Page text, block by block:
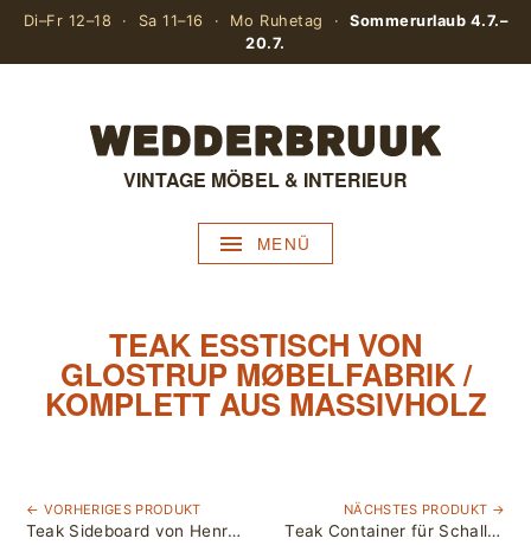
Di–Fr 12–18 · Sa 11–16 · Mo Ruhetag ·Sommerurlaub 4.7.–
20.7.
VINTAGE MÖBEL & INTERIEUR
MENÜ
TEAK ESSTISCH VON
GLOSTRUP MØBELFABRIK /
KOMPLETT AUS MASSIVHOLZ
← VORHERIGES PRODUKT
Teak Sideboard von Henry Rosengren Hansen für Brande Møbelindustri, Dänemark
NÄCHSTES PRODUKT →
Teak Container für Schallplatten